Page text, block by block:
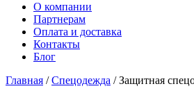
О компании
Партнерам
Оплата и доставка
Контакты
Блог
Главная /Спецодежда / Защитная